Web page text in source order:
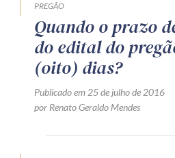
PREGÃO
Quando o prazo
do edital do
(oito) dias?
Publicado em 25 de julho de 2016
por Renato Geraldo Mendes